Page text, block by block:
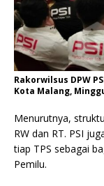
Rakorwilsus DPW
Kota Malang,
Menurutnya,
RW dan RT. PSI
tiap TPS sebagai
Pemilu.